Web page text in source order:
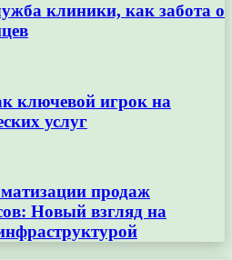
клиники, как забота о
ключевой игрок на
услуг
продаж
Новый взгляд на